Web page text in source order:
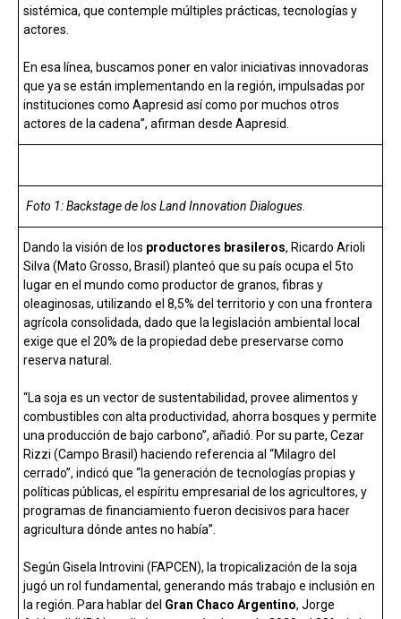
sistémica, que contemple múltiples prácticas, tecnologías y
actores.
En esa línea, buscamos poner en valor iniciativas innovadoras
que ya se están implementando en la región, impulsadas por
instituciones como Aapresid así como por muchos otros
actores de la cadena”, afirman desde Aapresid.
Foto 1: Backstage de los Land Innovation Dialogues.
Dando la visión de los productores brasileros, Ricardo Arioli
Silva (Mato Grosso, Brasil) planteó que su país ocupa el 5to
lugar en el mundo como productor de granos, fibras y
oleaginosas, utilizando el 8,5% del territorio y con una frontera
agrícola consolidada, dado que la legislación ambiental local
exige que el 20% de la propiedad debe preservarse como
reserva natural.
“La soja es un vector de sustentabilidad, provee alimentos y
combustibles con alta productividad, ahorra bosques y permite
una producción de bajo carbono”, añadió. Por su parte, Cezar
Rizzi (Campo Brasil) haciendo referencia al “Milagro del
cerrado”, indicó que “la generación de tecnologías propias y
políticas públicas, el espíritu empresarial de los agricultores, y
programas de financiamiento fueron decisivos para hacer
agricultura dónde antes no había”.
Según Gisela Introvini (FAPCEN), la tropicalización de la soja
jugó un rol fundamental, generando más trabajo e inclusión en
la región. Para hablar del Gran Chaco Argentino, Jorge